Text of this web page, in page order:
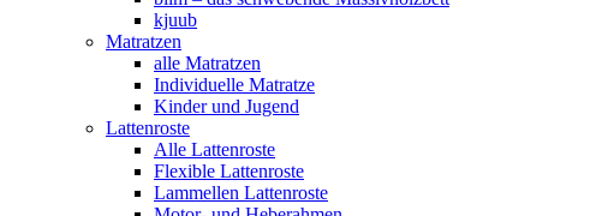
kjuub
Matratzen
alle Matratzen
Individuelle Matratze
Kinder und Jugend
Lattenroste
Alle Lattenroste
Flexible Lattenroste
Lammellen Lattenroste